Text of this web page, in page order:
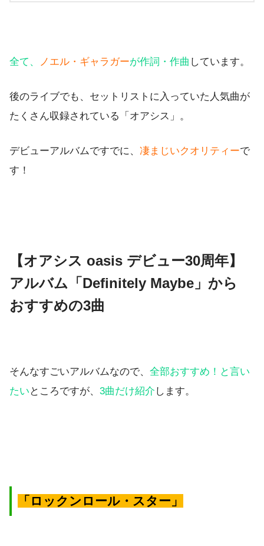
全て、 ノエル・ギャラガーが作詞・作曲 しています。
後のライブでも、セットリストに入っていた人気曲が
たくさん収録されている「オアシス」。
デビューアルバムですでに、 凄まじいクオリティーで
す！
【オアシス oasis デビュー30周年】
アルバム「Definitely Maybe」から
おすすめの3曲
そんなすごいアルバムなので、 全部おすすめ！と言い
たい ところですが、 3曲だけ紹介 します。
「ロックンロール・スター」